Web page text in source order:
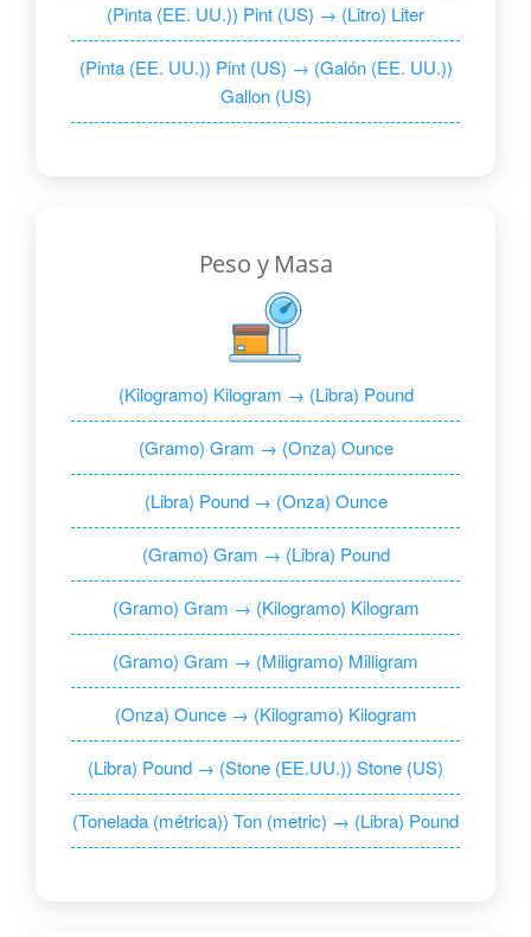
(Pinta (EE. UU.)) Pint (US) → (Litro) Liter
(Pinta (EE. UU.)) Pint (US) → (Galón (EE. UU.))
Gallon (US)
Peso y Masa
(Kilogramo) Kilogram → (Libra) Pound
(Gramo) Gram → (Onza) Ounce
(Libra) Pound → (Onza) Ounce
(Gramo) Gram → (Libra) Pound
(Gramo) Gram → (Kilogramo) Kilogram
(Gramo) Gram → (Miligramo) Milligram
(Onza) Ounce → (Kilogramo) Kilogram
(Libra) Pound → (Stone (EE.UU.)) Stone (US)
(Tonelada (métrica)) Ton (metric) → (Libra) Pound